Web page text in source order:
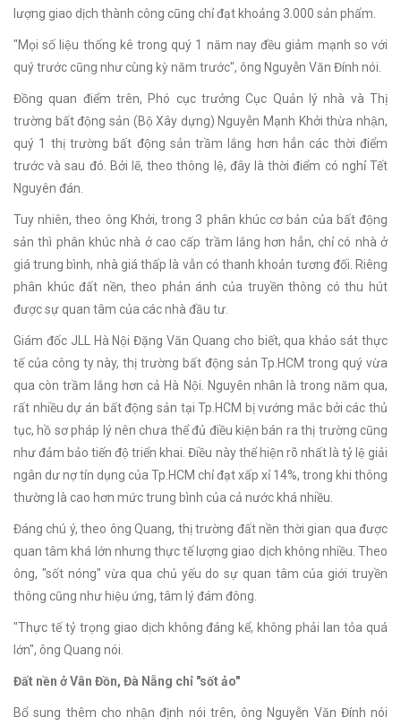
lượng giao dịch thành công cũng chỉ đạt khoảng 3.000 sản phẩm.
"Mọi số liệu thống kê trong quý 1 năm nay đều giảm mạnh so với
quý trước cũng như cùng kỳ năm trước", ông Nguyễn Văn Đính nói.
Đồng quan điểm trên, Phó cục trưởng Cục Quản lý nhà và Thị
trường bất động sản (Bộ Xây dựng) Nguyễn Mạnh Khởi thừa nhận,
quý 1 thị trường bất động sản trầm lắng hơn hẳn các thời điểm
trước và sau đó. Bởi lẽ, theo thông lệ, đây là thời điểm có nghỉ Tết
Nguyên đán.
Tuy nhiên, theo ông Khởi, trong 3 phân khúc cơ bản của bất động
sản thì phân khúc nhà ở cao cấp trầm lắng hơn hẳn, chỉ có nhà ở
giá trung bình, nhà giá thấp là vẫn có thanh khoản tương đối. Riêng
phân khúc đất nền, theo phản ánh của truyền thông có thu hút
được sự quan tâm của các nhà đầu tư.
Giám đốc JLL Hà Nội Đặng Văn Quang cho biết, qua khảo sát thực
tế của công ty này, thị trường bất động sản Tp.HCM trong quý vừa
qua còn trầm lắng hơn cả Hà Nội. Nguyên nhân là trong năm qua,
rất nhiều dự án bất động sản tại Tp.HCM bị vướng mắc bởi các thủ
tục, hồ sơ pháp lý nên chưa thể đủ điều kiện bán ra thị trường cũng
như đảm bảo tiến độ triển khai. Điều này thể hiện rõ nhất là tỷ lệ giải
ngân dư nợ tín dụng của Tp.HCM chỉ đạt xấp xỉ 14%, trong khi thông
thường là cao hơn mức trung bình của cả nước khá nhiều.
Đáng chú ý, theo ông Quang, thị trường đất nền thời gian qua được
quan tâm khá lớn nhưng thực tế lượng giao dịch không nhiều. Theo
ông, "sốt nóng" vừa qua chủ yếu do sự quan tâm của giới truyền
thông cũng như hiệu ứng, tâm lý đám đông.
"Thực tế tỷ trọng giao dịch không đáng kể, không phải lan tỏa quá
lớn", ông Quang nói.
Đất nền ở Vân Đồn, Đà Nẵng chỉ "sốt ảo"
Bổ sung thêm cho nhận định nói trên, ông Nguyễn Văn Đính nói